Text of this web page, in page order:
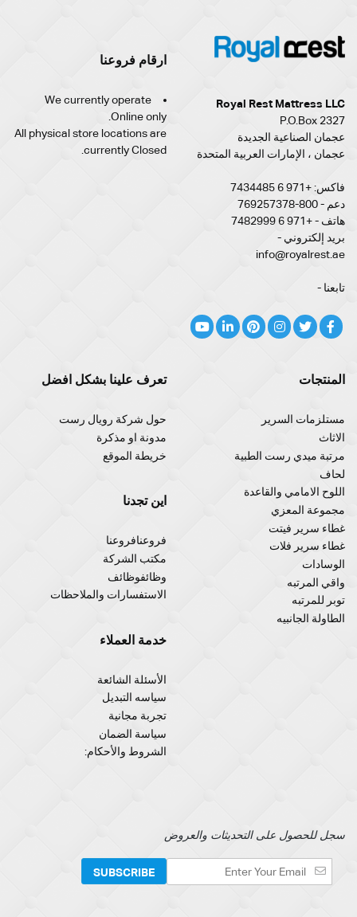
Royal Rest Mattress LLC
P.O.Box 2327
عجمان الصناعية الجديدة
عجمان ، الإمارات العربية المتحدة
فاكس: +971 6 7434485
دعم - 800-769257378
هاتف - +971 6 7482999
بريد إلكتروني -
info@royalrest.ae
تابعنا -
ارقام فروعنا
We currently operate
Online only.
All physical store locations are
currently Closed.
المنتجات
مستلزمات السرير
الاثاث
مرتبة ميدي رست الطبية
لحاف
اللوح الامامي والقاعدة
مجموعة المعزي
غطاء سرير فيتت
غطاء سرير فلات
الوسادات
واقي المرتبه
توبر للمرتبه
الطاولة الجانبيه
تعرف علينا بشكل افضل
حول شركة رويال رست
مدونة او مذكرة
خريطة الموقع
اين تجدنا
فروعنافروعنا
مكتب الشركة
وظائفوظائف
الاستفسارات والملاحظات
خدمة العملاء
الأسئلة الشائعة
سياسه التبديل
تجربة مجانية
سياسة الضمان
الشروط والأحكام:
سجل للحصول على التحديثات والعروض